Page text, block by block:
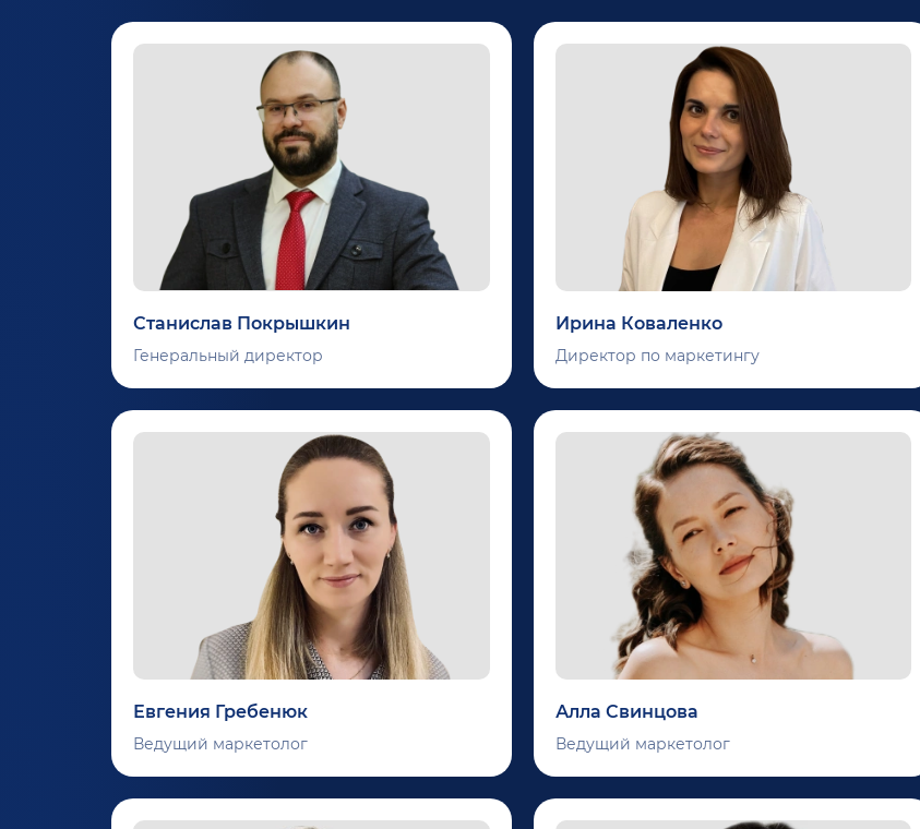
Станислав Покрышкин
Генеральный директор
Ирина Коваленко
Директор по маркетингу
Евгения Гребенюк
Ведущий маркетолог
Алла Свинцова
Ведущий маркетолог